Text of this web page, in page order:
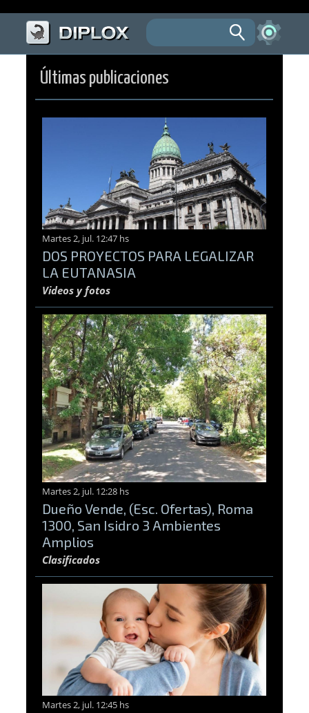
Últimas publicaciones
Martes 2, jul. 12:47 hs
DOS PROYECTOS PARA LEGALIZAR
LA EUTANASIA
Videos y fotos
Martes 2, jul. 12:28 hs
Dueño Vende, (Esc. Ofertas), Roma
1300, San Isidro 3 Ambientes
Amplios
Clasificados
Martes 2, jul. 12:45 hs